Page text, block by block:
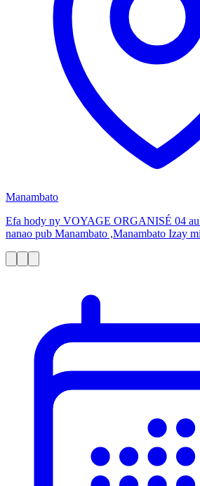
Manambato
Efa hody ny VOYAGE ORGANISÉ 04 au
nanao pub Manambato ,Manambato Izay